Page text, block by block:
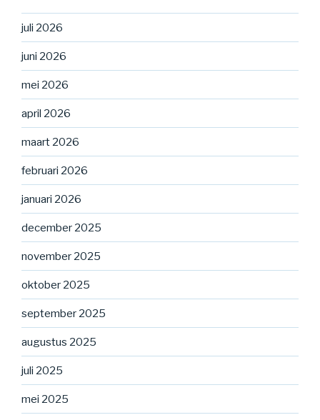
juli 2026
juni 2026
mei 2026
april 2026
maart 2026
februari 2026
januari 2026
december 2025
november 2025
oktober 2025
september 2025
augustus 2025
juli 2025
mei 2025